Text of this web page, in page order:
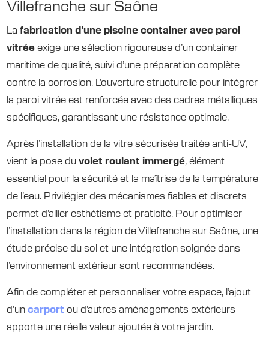
Villefranche sur Saône
Lafabrication d’une piscine container avec paroi
vitrée exige une sélection rigoureuse d’un container
maritime de qualité, suivi d’une préparation complète
contre la corrosion. L’ouverture structurelle pour intégrer
la paroi vitrée est renforcée avec des cadres métalliques
spécifiques, garantissant une résistance optimale.
Après l’installation de la vitre sécurisée traitée anti-UV,
vient la pose duvolet roulant immergé, élément
essentiel pour la sécurité et la maîtrise de la température
de l’eau. Privilégier des mécanismes fiables et discrets
permet d’allier esthétisme et praticité. Pour optimiser
l’installation dans la région de Villefranche sur Saône, une
étude précise du sol et une intégration soignée dans
l’environnement extérieur sont recommandées.
Afin de compléter et personnaliser votre espace, l’ajout
d’uncarport ou d’autres aménagements extérieurs
apporte une réelle valeur ajoutée à votre jardin.